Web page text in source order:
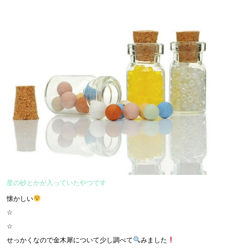
星の砂とかが入っていたやつです
懐かしい
☆
☆
せっかくなので金木犀について少し調べて
みました